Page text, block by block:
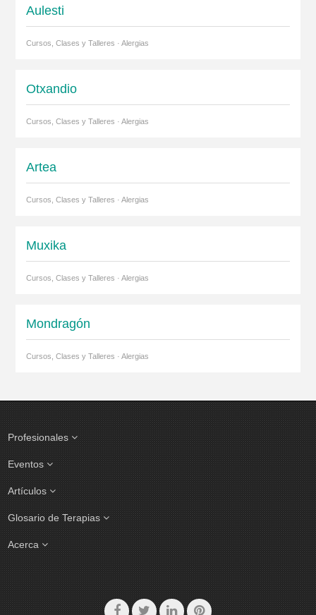
Aulesti
Cursos, Clases y Talleres · Alergias
Otxandio
Cursos, Clases y Talleres · Alergias
Artea
Cursos, Clases y Talleres · Alergias
Muxika
Cursos, Clases y Talleres · Alergias
Mondragón
Cursos, Clases y Talleres · Alergias
Profesionales
Eventos
Artículos
Glosario de Terapias
Acerca